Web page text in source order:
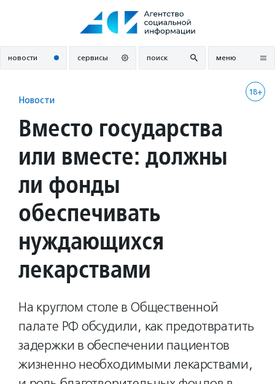
новости сервисы поиск меню
18+
Новости
Вместо государства
или вместе: должны
ли фонды
обеспечивать
нуждающихся
лекарствами
На круглом столе в Общественной
палате РФ обсудили, как предотвратить
задержки в обеспечении пациентов
жизненно необходимыми лекарствами,